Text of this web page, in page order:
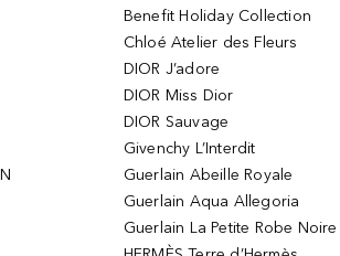
Benefit Holiday Collection
Chloé Atelier des Fleurs
DIOR J’adore
DIOR Miss Dior
DIOR Sauvage
Givenchy L’Interdit
Guerlain Abeille Royale
Guerlain Aqua Allegoria
Guerlain La Petite Robe Noire